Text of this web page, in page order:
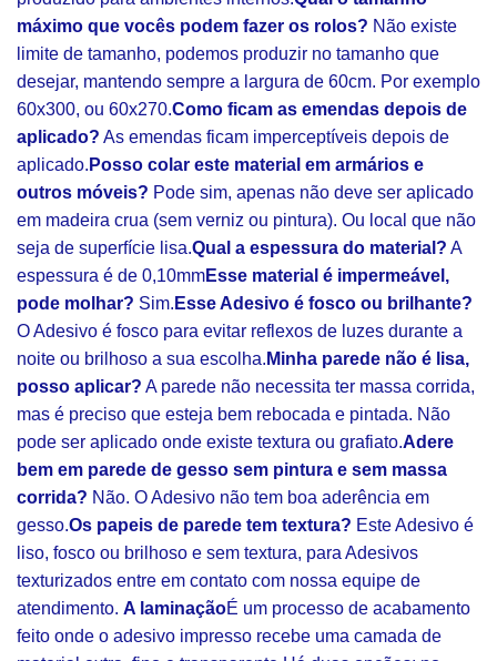
máximo que vocês podem fazer os rolos? Não existe
limite de tamanho, podemos produzir no tamanho que
desejar, mantendo sempre a largura de 60cm. Por exemplo
60x300, ou 60x270.Como ficam as emendas depois de
aplicado? As emendas ficam imperceptíveis depois de
aplicado. Posso colar este material em armários e
outros móveis? Pode sim, apenas não deve ser aplicado
em madeira crua (sem verniz ou pintura). Ou local que não
seja de superfície lisa.Qual a espessura do material? A
espessura é de 0,10mmEsse material é impermeável,
pode molhar? Sim. Esse Adesivo é fosco ou brilhante?
O Adesivo é fosco para evitar reflexos de luzes durante a
noite ou brilhoso a sua escolha. Minha parede não é lisa,
posso aplicar? A parede não necessita ter massa corrida,
mas é preciso que esteja bem rebocada e pintada. Não
pode ser aplicado onde existe textura ou grafiato.Adere
bem em parede de gesso sem pintura e sem massa
corrida? Não. O Adesivo não tem boa aderência em
gesso.Os papeis de parede tem textura? Este Adesivo é
liso, fosco ou brilhoso e sem textura, para Adesivos
texturizados entre em contato com nossa equipe de
atendimento. A laminaçãoÉ um processo de acabamento
feito onde o adesivo impresso recebe uma camada de